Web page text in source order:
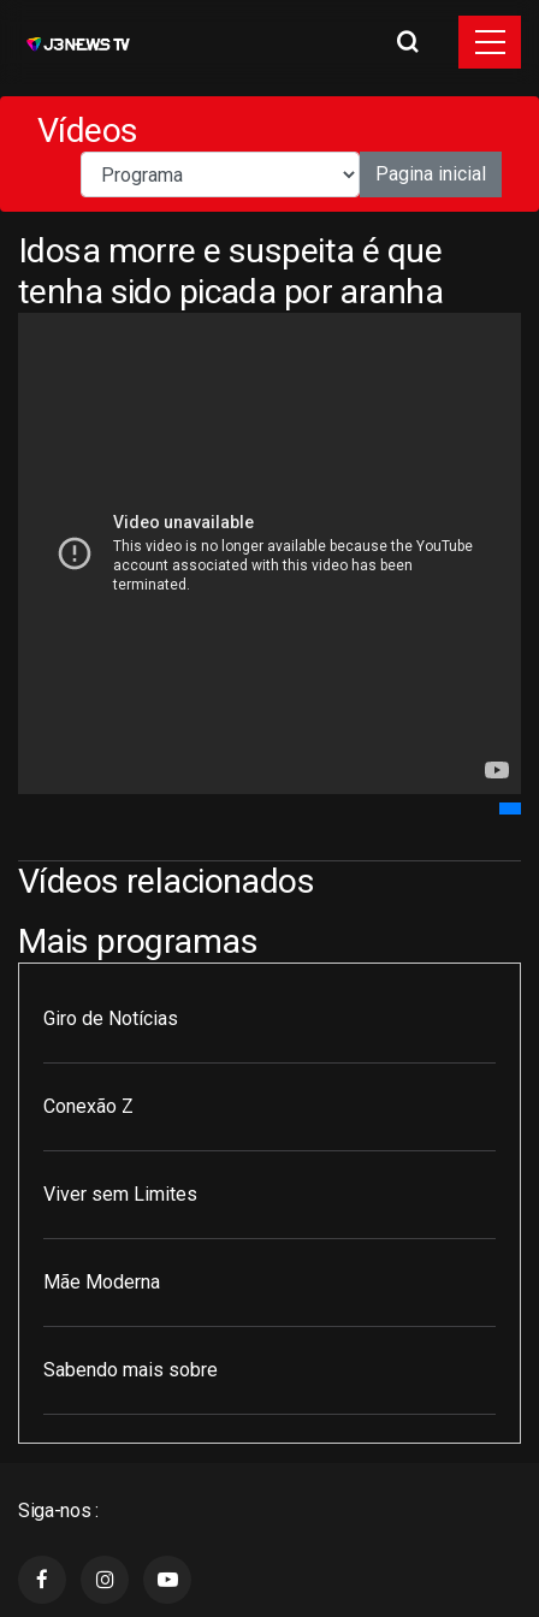
Vídeos
Pagina inicial
Idosa morre e suspeita é que
tenha sido picada por aranha
Vídeos relacionados
Mais programas
Giro de Notícias
Conexão Z
Viver sem Limites
Mãe Moderna
Sabendo mais sobre
Siga-nos :